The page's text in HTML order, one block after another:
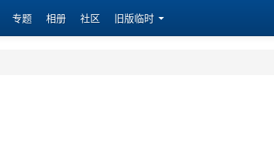
专题 相册 社区 旧版临时